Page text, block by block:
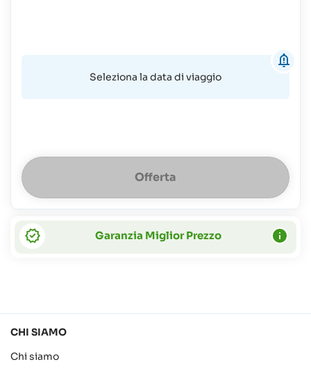
Seleziona la data di viaggio
Offerta
Garanzia Miglior Prezzo
CHI SIAMO
Chi siamo